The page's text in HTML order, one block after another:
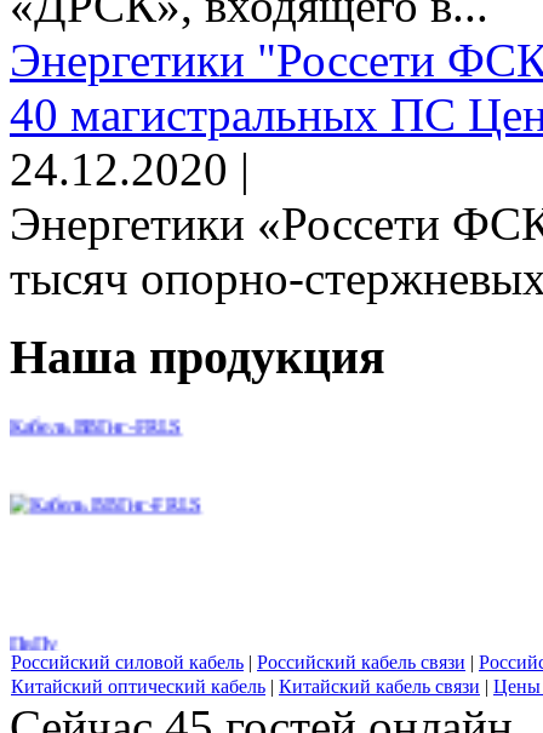
Энергетики "Россети
40 магистральных ПС
24.12.2020 |
Энергетики «Россети
тысяч опорно-
Наша продукция
Российский силовой кабель | Российский кабель связи |
Китайский оптический кабель | Китайский кабель связи | Цены